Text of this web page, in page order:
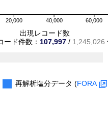
20,000 40,000 60,000
出現レコード数
ード件数： 107,997 / 1,245,026
再解析塩分データ (FORA